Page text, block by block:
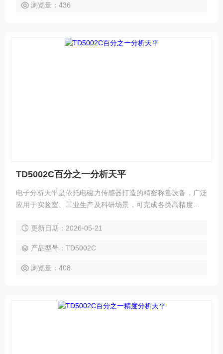
浏览量：436
TD5002C百分之一分析天平
电子分析天平是依托电磁力传感器打造的精密称量设备，广泛
应用于实验室、工业生产及科研场景，可完成各类高精度质量
更新日期：2026-05-21
产品型号：TD5002C
浏览量：408